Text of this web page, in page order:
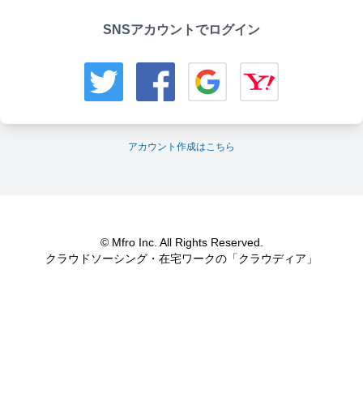
SNSアカウントでログイン
アカウント作成はこちら
© Mfro Inc. All Rights Reserved.
クラウドソーシング・在宅ワークの「クラウディア」